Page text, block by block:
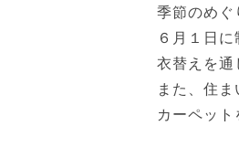
季節のめぐ
６月１日
衣替えを通
また、住
カーペッ